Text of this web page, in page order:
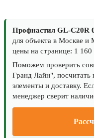
Профнастил GL-С20R
для объекта в Москве и
цены на странице: 1 160
Поможем проверить
Гранд Лайн", посчитать
элементы и доставку.
менеджер сверит